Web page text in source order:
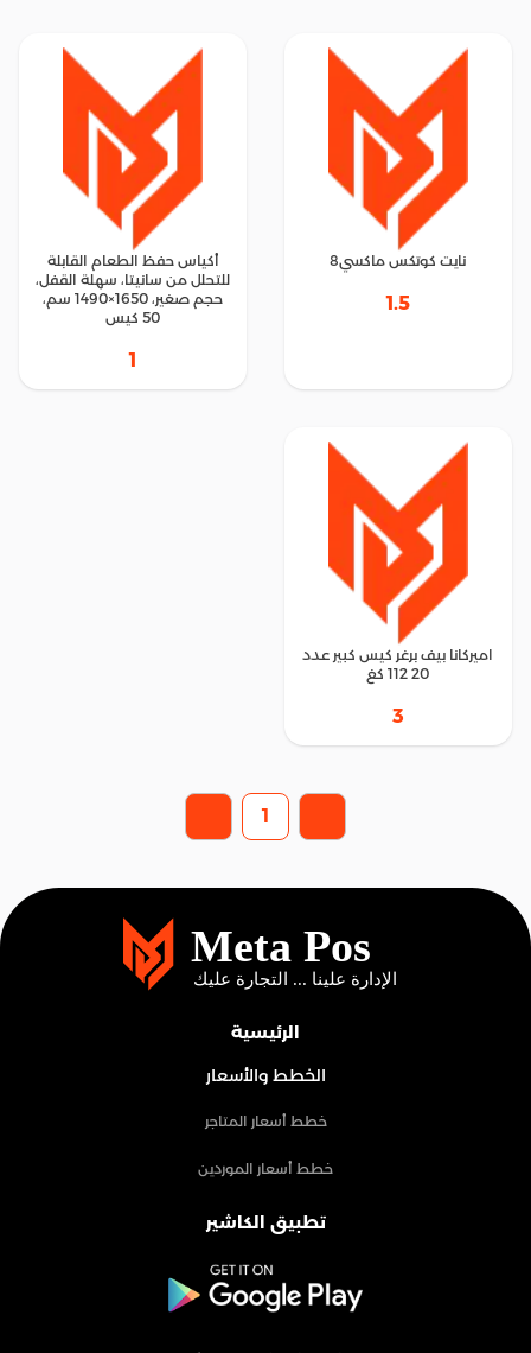
نايت كوتكس ماكسي8
1.5
أكياس حفظ الطعام القابلة
للتحلل من سانيتا، سهلة القفل،
حجم صغير، 1650×1490 سم،
50 كيس
1
اميركانا بيف برغر كيس كبير عدد
20 112 كغ
3
1
الرئيسية
الخطط والأسعار
خطط أسعار المتاجر
خطط أسعار الموردين
تطبيق الكاشير